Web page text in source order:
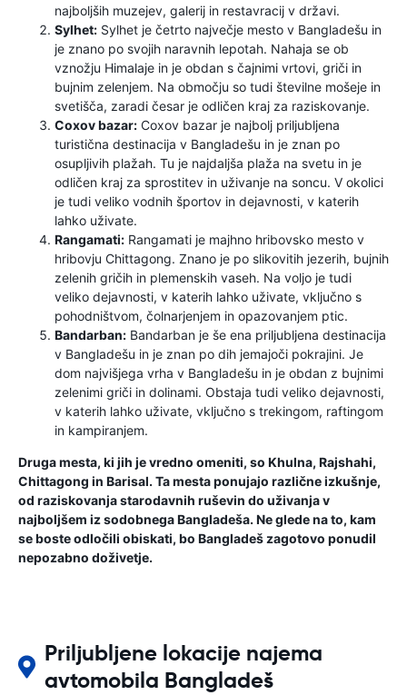
najboljših muzejev, galerij in restavracij v državi.
Sylhet: Sylhet je četrto največje mesto v Bangladešu in
je znano po svojih naravnih lepotah. Nahaja se ob
vznožju Himalaje in je obdan s čajnimi vrtovi, griči in
bujnim zelenjem. Na območju so tudi številne mošeje in
svetišča, zaradi česar je odličen kraj za raziskovanje.
Coxov bazar: Coxov bazar je najbolj priljubljena
turistična destinacija v Bangladešu in je znan po
osupljivih plažah. Tu je najdaljša plaža na svetu in je
odličen kraj za sprostitev in uživanje na soncu. V okolici
je tudi veliko vodnih športov in dejavnosti, v katerih
lahko uživate.
Rangamati: Rangamati je majhno hribovsko mesto v
hribovju Chittagong. Znano je po slikovitih jezerih, bujnih
zelenih gričih in plemenskih vaseh. Na voljo je tudi
veliko dejavnosti, v katerih lahko uživate, vključno s
pohodništvom, čolnarjenjem in opazovanjem ptic.
Bandarban: Bandarban je še ena priljubljena destinacija
v Bangladešu in je znan po dih jemajoči pokrajini. Je
dom najvišjega vrha v Bangladešu in je obdan z bujnimi
zelenimi griči in dolinami. Obstaja tudi veliko dejavnosti,
v katerih lahko uživate, vključno s trekingom, raftingom
in kampiranjem.
Druga mesta, ki jih je vredno omeniti, so Khulna, Rajshahi,
Chittagong in Barisal. Ta mesta ponujajo različne izkušnje,
od raziskovanja starodavnih ruševin do uživanja v
najboljšem iz sodobnega Bangladeša. Ne glede na to, kam
se boste odločili obiskati, bo Bangladeš zagotovo ponudil
nepozabno doživetje.
Priljubljene lokacije najema
avtomobila Bangladeš